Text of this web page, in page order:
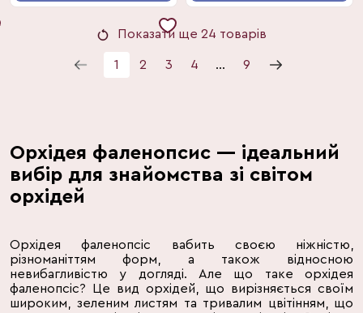
Показати ще 24 товарів
1 2 3 4 ... 9
Орхідея фаленопсис — ідеальний
вибір для знайомства зі світом
орхідей
Орхідея фаленопсіс вабить своєю ніжністю,
різноманіттям форм, а також відносною
невибагливістю у догляді. Але що таке орхідея
фаленопсіс? Це вид орхідей, що вирізняється своїм
широким, зеленим листям та тривалим цвітінням, що